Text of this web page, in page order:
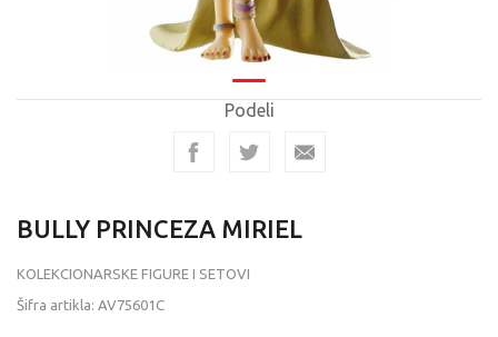
Podeli
BULLY PRINCEZA MIRIEL
KOLEKCIONARSKE FIGURE I SETOVI
Šifra artikla: AV75601C